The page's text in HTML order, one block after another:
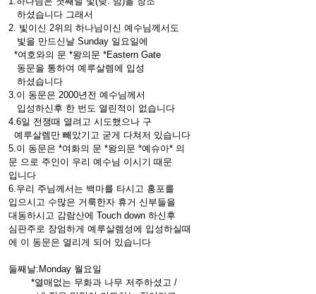
하셨습니다 그래서
2. 빛이신 2위의 하나님이신 예수님께서도
빛을 만드신날 Sunday 일요일에
*여호와의 문 *왕의문 *Eastern Gate
동문을 통하여 예루살렘에 입성
하셨습니다
3.이 동문은 2000년전 예수님께서
입성하신후 한 번도 열린적이 없습니다
4.6일 전쟁때 열려고 시도했으나 구
예루살렘만 빼았기고 굳게 다쳐저 있습니다
5.이 동문은 *여화의 문 *왕의문 *예슈아* 의
문 으로 주인이 우리 예수님 이시기 때문
입니다
6.우리 주님께서는 백마를 타시고 홍포를
입으시고 수많은 거룩한자 휴거 신부들을
대동하시고 감람산에 Touch down 하신후
심판주로 장엄하게 예루살렘성에 입성하실때
에 이 동문은 열리게 되어 있습니다
둘째날:Monday 월요일
*열매없는 무화과 나무 저주하셨고 /